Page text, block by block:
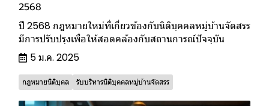
2568
ปี 2568 กฎหมายใหม่ที่เกี่ยวข้องกับนิติบุคคลหมู่บ้านจัดสรร
มีการปรับปรุงเพื่อให้สอดคล้องกับสถานการณ์ปัจจุบัน
5 ม.ค. 2025
กฎหมายนิติบุคล รับบริหารนิติบุคคลหมู่บ้านจัดสรร